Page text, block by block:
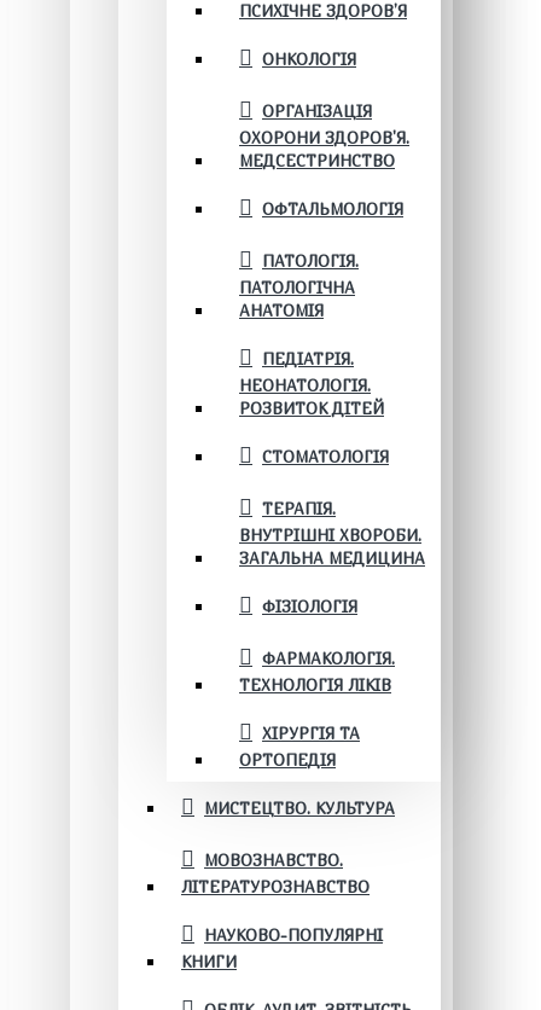
ПСИХІЧНЕ ЗДОРОВ’Я
ОНКОЛОГІЯ
ОРГАНІЗАЦІЯ
ОХОРОНИ ЗДОРОВ'Я.
МЕДСЕСТРИНСТВО
ОФТАЛЬМОЛОГІЯ
ПАТОЛОГІЯ.
ПАТОЛОГІЧНА
АНАТОМІЯ
ПЕДІАТРІЯ.
НЕОНАТОЛОГІЯ.
РОЗВИТОК ДІТЕЙ
СТОМАТОЛОГІЯ
ТЕРАПІЯ.
ВНУТРІШНІ ХВОРОБИ.
ЗАГАЛЬНА МЕДИЦИНА
ФІЗІОЛОГІЯ
ФАРМАКОЛОГІЯ.
ТЕХНОЛОГІЯ ЛІКІВ
ХІРУРГІЯ ТА
ОРТОПЕДІЯ
МИСТЕЦТВО. КУЛЬТУРА
МОВОЗНАВСТВО.
ЛІТЕРАТУРОЗНАВСТВО
НАУКОВО-ПОПУЛЯРНІ
КНИГИ